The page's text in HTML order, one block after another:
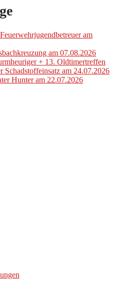
am
am 07.08.2026
+ 13. Oldtimertreffen
Schadstoffeinsatz am 24.07.2026
Hunter am 22.07.2026